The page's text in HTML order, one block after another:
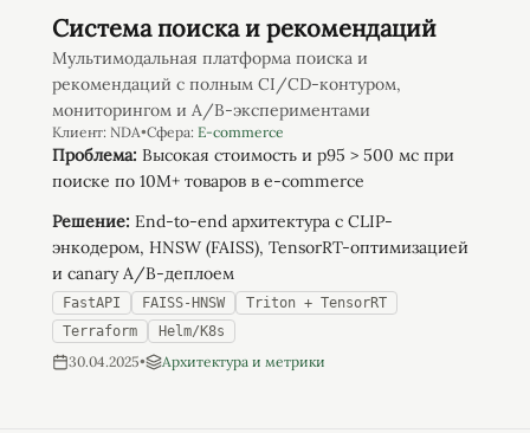
Система поиска и рекомендаций
Мультимодальная платформа поиска и
рекомендаций с полным CI/CD-контуром,
мониторингом и A/B-экспериментами
Клиент: NDA•Сфера: E-commerce
Проблема: Высокая стоимость и p95 > 500 мс при
поиске по 10M+ товаров в e-commerce
Решение: End-to-end архитектура c CLIP-
энкодером, HNSW (FAISS), TensorRT-оптимизацией
и canary A/B-деплоем
FastAPI FAISS-HNSW
Triton + TensorRT
Terraform
Helm/K8s
30.04.2025• Архитектура и метрики